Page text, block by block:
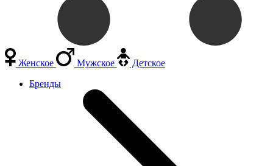
Женское Мужское
Детское
Бренды